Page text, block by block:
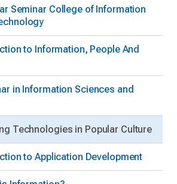
Seminar College of Information
to Information, People And
in Information Sciences and
Technologies in Popular Culture
to Application Development